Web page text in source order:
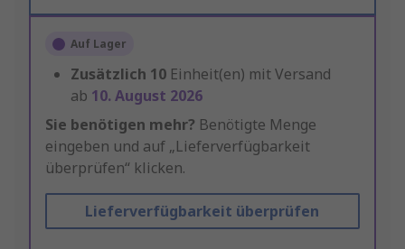
Auf Lager
Zusätzlich 10 Einheit(en) mit Versand
ab 10. August 2026
Sie benötigen mehr? Benötigte Menge
eingeben und auf „Lieferverfügbarkeit
überprüfen“ klicken.
Lieferverfügbarkeit überprüfen